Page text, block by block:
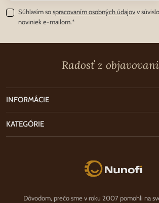
Súhlasím sospracovaním osobných údajovv
noviniek e-mailom.*
Radosť z
Nunofi.sk
Dôvodom, prečo sme v roku 2007 pomohli na
INFORMÁCIE
KATEGÓRIE